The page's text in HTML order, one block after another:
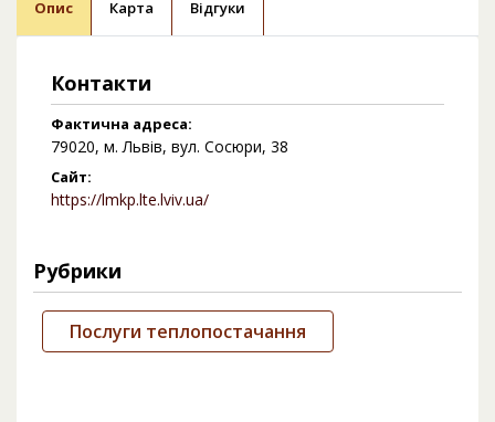
Опис Карта Відгуки
Контакти
Фактична адреса:
79020, м. Львів, вул. Сосюри, 38
Сайт:
https://lmkp.lte.lviv.ua/
Рубрики
Послуги теплопостачання